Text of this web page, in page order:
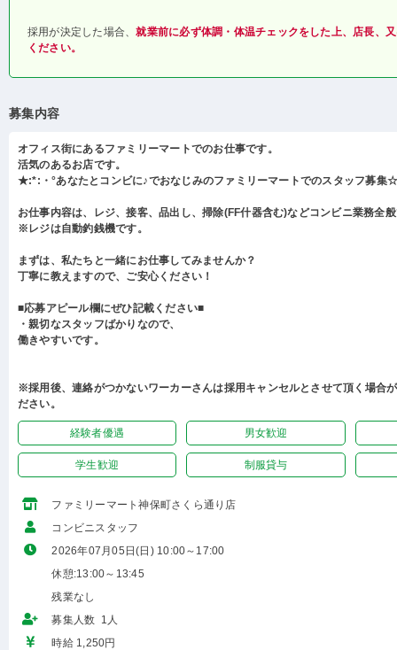
採用が決定した場合、就業前に必ず体調・体温チェックをした上、店長、
ください。
募集内容
オフィス街にあるファミリーマートでのお仕事です。
活気のあるお店です。
★:*:・°あなたとコンビに♪でおなじみのファミリーマートでのスタッフ募集
お仕事内容は、レジ、接客、品出し、掃除(FF什器含む)などコンビニ業務全
※レジは自動釣銭機です。
まずは、私たちと一緒にお仕事してみませんか？
丁寧に教えますので、ご安心ください！
■応募アピール欄にぜひ記載ください■
・親切なスタッフばかりなので、
働きやすいです。
※採用後、連絡がつかないワーカーさんは採用キャンセルとさせて頂く場合
ださい。
経験者優遇 男女歓迎
学生歓迎 制服貸与
ファミリーマート神保町さくら通り店
コンビニスタッフ
2026年07月05日(日) 10:00～17:00
休憩:13:00～13:45
残業なし
募集人数 1人
時給 1,250円